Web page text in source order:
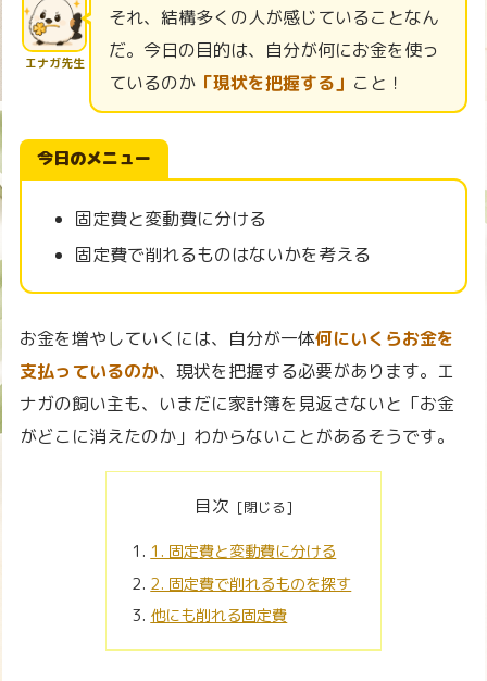
エナガ先生
それ、結構多くの人が感じていることなん
だ。今日の目的は、自分が何にお金を使っ
ているのか 「現状を把握する」 こと！
今日のメニュー
固定費と変動費に分ける
固定費で削れるものはないかを考える
お金を増やしていくには、自分が一体何にいくらお金を
支払っているのか、現状を把握する必要があります。エ
ナガの飼い主も、いまだに家計簿を見返さないと「お金
がどこに消えたのか」わからないことがあるそうです。
目次
1. 固定費と変動費に分ける
2. 固定費で削れるものを探す
他にも削れる固定費